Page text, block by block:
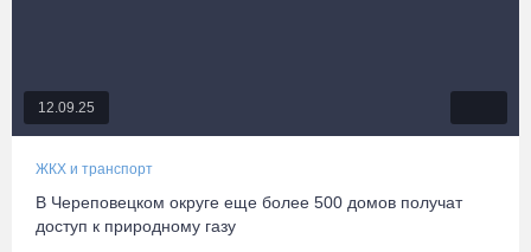
12.09.25
ЖКХ и транспорт
В Череповецком округе еще более 500 домов получат
доступ к природному газу